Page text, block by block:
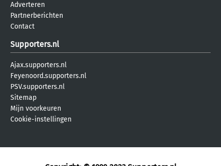
Adverteren
Partnerberichten
Contact
Supporters.nl
Ajax.supporters.nl
Feyenoord.supporters.nl
PSV.supporters.nl
Sitemap
Mijn voorkeuren
Cookie-instellingen